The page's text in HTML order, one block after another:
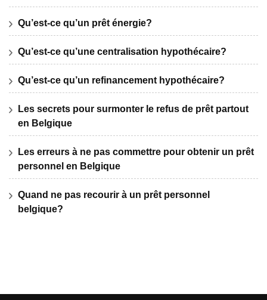
Qu’est-ce qu’un prêt énergie?
Qu’est-ce qu’une centralisation hypothécaire?
Qu’est-ce qu’un refinancement hypothécaire?
Les secrets pour surmonter le refus de prêt partout
en Belgique
Les erreurs à ne pas commettre pour obtenir un prêt
personnel en Belgique
Quand ne pas recourir à un prêt personnel
belgique?